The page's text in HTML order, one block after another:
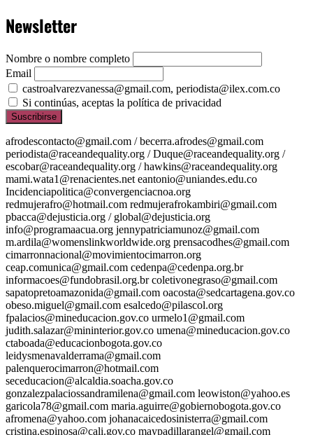
Newsletter
Nombre o nombre completo
Email
castroalvarezvanessa@gmail.com, periodista@ilex.com.co
Si continúas, aceptas la política de privacidad
afrodescontacto@gmail.com / becerra.afrodes@gmail.com
periodista@raceandequality.org / Duque@raceandequality.org /
escobar@raceandequality.org / hawkins@raceandequality.org
mami.wata1@renacientes.net eantonio@uniandes.edu.co
Incidenciapolitica@convergenciacnoa.org
redmujerafro@hotmail.com redmujerafrokambiri@gmail.com
pbacca@dejusticia.org / global@dejusticia.org
info@programaacua.org jennypatriciamunoz@gmail.com
m.ardila@womenslinkworldwide.org prensacodhes@gmail.com
cimarronnacional@movimientocimarron.org
ceap.comunica@gmail.com cedenpa@cedenpa.org.br
informacoes@fundobrasil.org.br coletivonegraso@gmail.com
sapatopretoamazonida@gmail.com oacosta@sedcartagena.gov.co
obeso.miguel@gmail.com esalcedo@pilascol.org
fpalacios@mineducacion.gov.co urmelo1@gmail.com
judith.salazar@mininterior.gov.co umena@mineducacion.gov.co
ctaboada@educacionbogota.gov.co
leidysmenavalderrama@gmail.com
palenquerocimarron@hotmail.com
seceducacion@alcaldia.soacha.gov.co
gonzalezpalaciossandramilena@gmail.com leowiston@yahoo.es
garicola78@gmail.com maria.aguirre@gobiernobogota.gov.co
afromena@yahoo.com johanacaicedosinisterra@gmail.com
cristina.espinosa@cali.gov.co maypadillarangel@gmail.com